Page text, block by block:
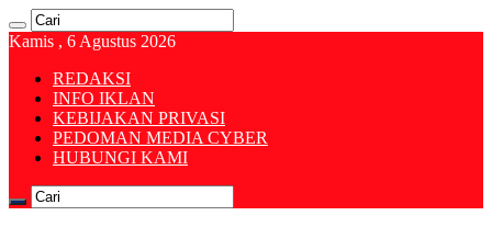
Kamis , 6 Agustus 2026
REDAKSI
INFO IKLAN
KEBIJAKAN PRIVASI
PEDOMAN MEDIA CYBER
HUBUNGI KAMI